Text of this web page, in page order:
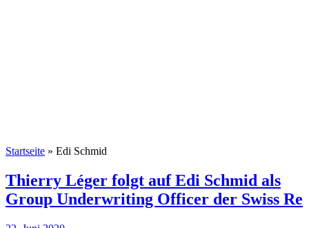
Startseite » Edi Schmid
Thierry Léger folgt auf Edi Schmid als
Group Underwriting Officer der Swiss Re